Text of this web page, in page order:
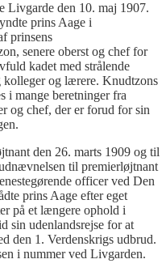
Livgarde den 10. maj 1907.
prins Aage i
prinsens
senere oberst og chef for
kadet med strålende
kolleger og lærere. Knudtzons
i mange beretninger fra
og chef, der er forud for sin
den 26. marts 1909 og til
til premierløjtnant
officer ved Den
prins Aage efter eget
på et længere ophold i
sin udenlandsrejse for at
den 1. Verdenskrigs udbrud.
i nummer ved Livgarden.